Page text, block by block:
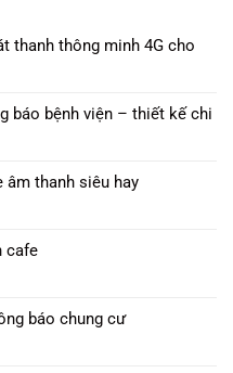
thanh thông minh 4G cho
báo bệnh viện – thiết kế chi
âm thanh siêu hay
cafe
báo chung cư